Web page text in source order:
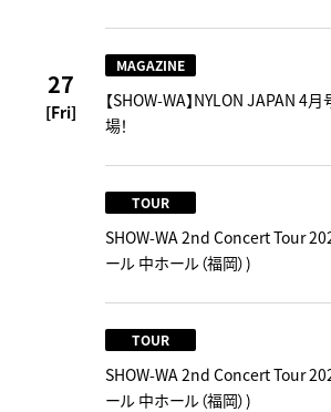
27
[Fri]
MAGAZINE
【SHOW-WA】NYLON JAPAN 4
場！
TOUR
SHOW-WA 2nd Concert Tour
ール 中ホール（福岡）)
TOUR
SHOW-WA 2nd Concert Tour
ール 中ホール（福岡）)